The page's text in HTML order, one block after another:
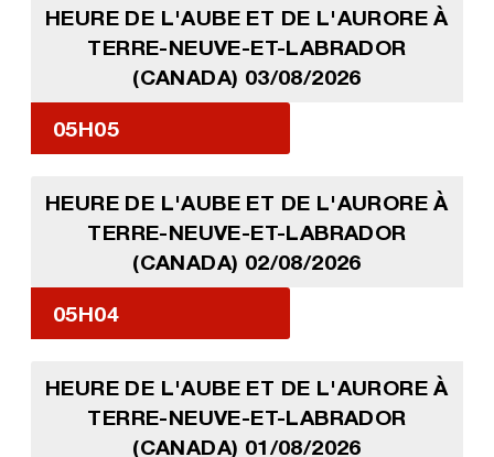
HEURE DE L'AUBE ET DE L'AURORE À
TERRE-NEUVE-ET-LABRADOR
(CANADA) 03/08/2026
05H05
HEURE DE L'AUBE ET DE L'AURORE À
TERRE-NEUVE-ET-LABRADOR
(CANADA) 02/08/2026
05H04
HEURE DE L'AUBE ET DE L'AURORE À
TERRE-NEUVE-ET-LABRADOR
(CANADA) 01/08/2026